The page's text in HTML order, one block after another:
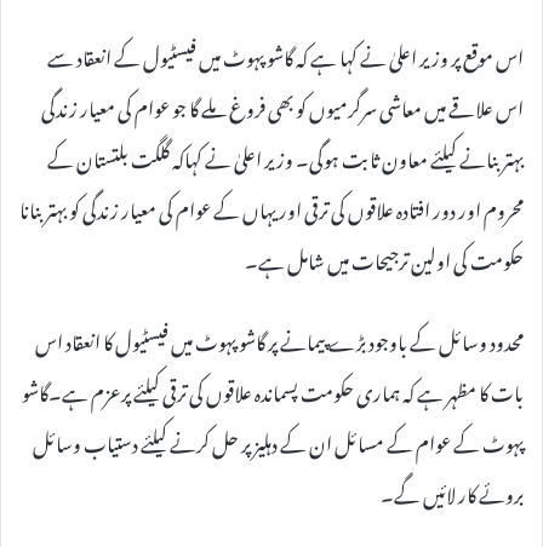
اس موقع پر وزیر اعلیٰ نے کہا ہے کہ گاشو پہوٹ میں فیسٹیول کے انعقاد سے
اس علاقے میں معاشی سرگرمیوں کو بھی فروغ ملے گا جو عوام کی معیار زندگی
بہتر بنانے کیلئے معاون ثابت ہوگی۔ وزیر اعلیٰ نے کہاکہ گلگت بلتستان کے
محروم اور دور افتادہ علاقوں کی ترقی اور یہاں کے عوام کی معیار زندگی کو بہتر بنانا
حکومت کی اولین ترجیحات میں شامل ہے۔
محدود وسائل کے باوجود بڑے پیمانے پر گاشو پہوٹ میں فیسٹیول کا انعقاد اس
بات کا مظہر ہے کہ ہماری حکومت پسماندہ علاقوں کی ترقی کیلئے پرعزم ہے۔گاشو
پہوٹ کے عوام کے مسائل ان کے دہلیز پر حل کرنے کیلئے دستیاب وسائل
بروئے کار لائیں گے۔